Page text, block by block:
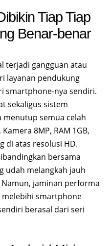
Tiap Tiap
Benar-benar
terjadi gangguan atau
layanan pendukung
smartphone-nya sendiri.
sekaligus sistem
menutup semua celah
8MP, RAM 1GB,
di atas resolusi HD.
bersama
udah melangkah jauh
jaminan performa
melebihi smartphone
berasal dari seri